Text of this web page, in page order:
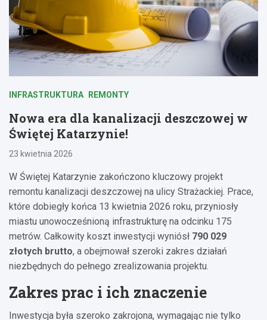
INFRASTRUKTURA REMONTY
Nowa era dla kanalizacji deszczowej w
Świętej Katarzynie!
23 kwietnia 2026
W Świętej Katarzynie zakończono kluczowy projekt
remontu kanalizacji deszczowej na ulicy Strażackiej. Prace,
które dobiegły końca 13 kwietnia 2026 roku, przyniosły
miastu unowocześnioną infrastrukturę na odcinku 175
metrów. Całkowity koszt inwestycji wyniósł 790 029
złotych brutto, a obejmował szeroki zakres działań
niezbędnych do pełnego zrealizowania projektu.
Zakres prac i ich znaczenie
Inwestycja była szeroko zakrojona, wymagając nie tylko